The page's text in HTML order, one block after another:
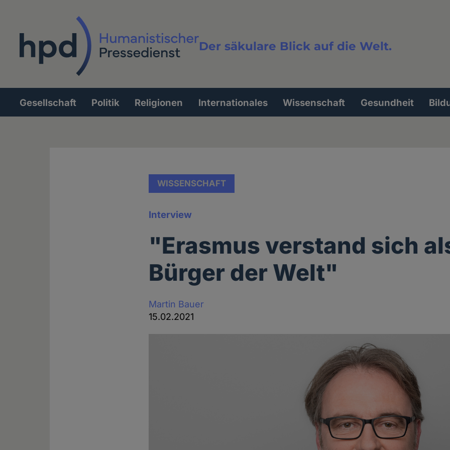
Der säkulare Blick auf die Welt.
Volltextsuche
Hauptnavigation
Gesellschaft Politik Religionen Internationales Wissenschaft Gesundheit
WISSENSCHAFT
Interview
"Erasmus verstand sich
Bürger der Welt"
Martin Bauer
15.02.2021